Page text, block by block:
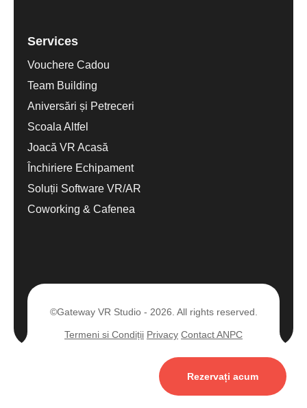
Services
Vouchere Cadou
Team Building
Aniversări și Petreceri
Scoala Altfel
Joacă VR Acasă
Închiriere Echipament
Soluții Software VR/AR
Coworking & Cafenea
©Gateway VR Studio - 2026. All rights reserved.
Termeni si Condiții Privacy Contact ANPC
Rezervați acum